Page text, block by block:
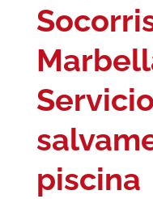
piscina